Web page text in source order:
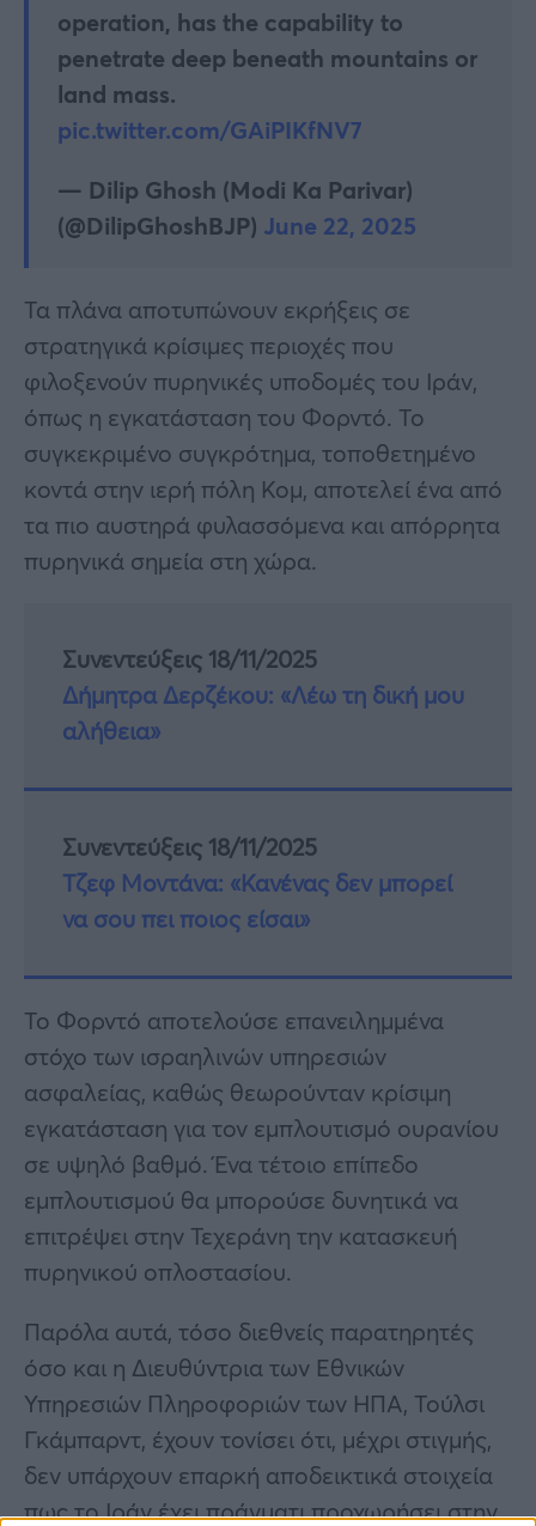
operation, has the capability to
penetrate deep beneath mountains or
land mass.
pic.twitter.com/GAiPIKfNV7
— Dilip Ghosh (Modi Ka Parivar)
(@DilipGhoshBJP) June 22, 2025
Τα πλάνα αποτυπώνουν εκρήξεις σε
στρατηγικά κρίσιμες περιοχές που
φιλοξενούν πυρηνικές υποδομές του Ιράν,
όπως η εγκατάσταση του Φορντό. Το
συγκεκριμένο συγκρότημα, τοποθετημένο
κοντά στην ιερή πόλη Κομ, αποτελεί ένα από
τα πιο αυστηρά φυλασσόμενα και απόρρητα
πυρηνικά σημεία στη χώρα.
Συνεντεύξεις 18/11/2025
Δήμητρα Δερζέκου: «Λέω τη δική μου
αλήθεια»
Συνεντεύξεις 18/11/2025
Τζεφ Μοντάνα: «Κανένας δεν μπορεί
να σου πει ποιος είσαι»
Το Φορντό αποτελούσε επανειλημμένα
στόχο των ισραηλινών υπηρεσιών
ασφαλείας, καθώς θεωρούνταν κρίσιμη
εγκατάσταση για τον εμπλουτισμό ουρανίου
σε υψηλό βαθμό. Ένα τέτοιο επίπεδο
εμπλουτισμού θα μπορούσε δυνητικά να
επιτρέψει στην Τεχεράνη την κατασκευή
πυρηνικού οπλοστασίου.
Παρόλα αυτά, τόσο διεθνείς παρατηρητές
όσο και η Διευθύντρια των Εθνικών
Υπηρεσιών Πληροφοριών των ΗΠΑ, Τούλσι
Γκάμπαρντ, έχουν τονίσει ότι, μέχρι στιγμής,
δεν υπάρχουν επαρκή αποδεικτικά στοιχεία
πως το Ιράν έχει πράγματι προχωρήσει στην